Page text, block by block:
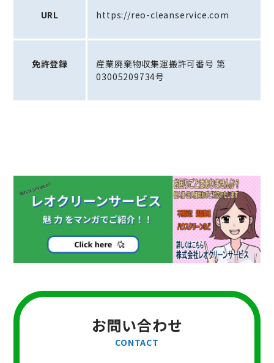
URL https://reo-cleanservice.com
免許登録
産業廃棄物収集運搬許可番号 第
03005209734号
お問い合わせ
CONTACT